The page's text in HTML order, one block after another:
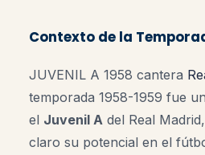
Contexto de la
JUVENIL A 1958 cantera
temporada 1958-1959 fue
el Juvenil A del Real
claro su potencial en el